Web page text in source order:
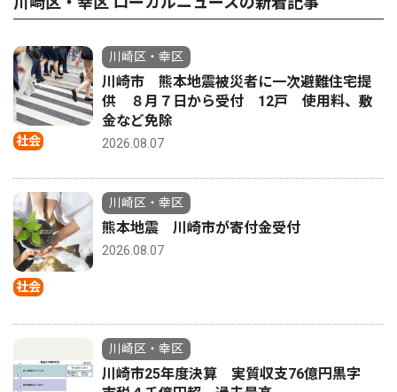
社会
川崎区・幸区
川崎市 熊本地震被災者に一次避難住宅提
供 ８月７日から受付 12戸 使用料、敷
金など免除
2026.08.07
社会
川崎区・幸区
熊本地震 川崎市が寄付金受付
2026.08.07
川崎区・幸区
川崎市25年度決算 実質収支76億円黒字